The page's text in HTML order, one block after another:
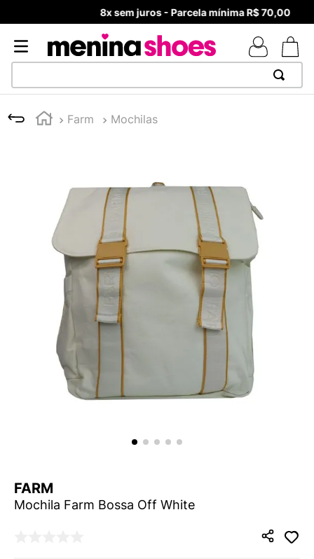
8x sem juros - Parcela mínima R$ 70,00
Farm Mochilas
FARM
Mochila Farm Bossa Off White
1
TÊNIS NEWS BALANCE 530
MELISSAS MINI BABY
ADIDAS
SAMBA
MELISSA SLIDE
NEW 530
VANS TÊNIS VANS ULTRARANGE
NEW BALANCE 204L